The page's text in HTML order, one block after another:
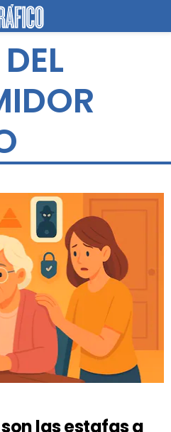
son las estafas a